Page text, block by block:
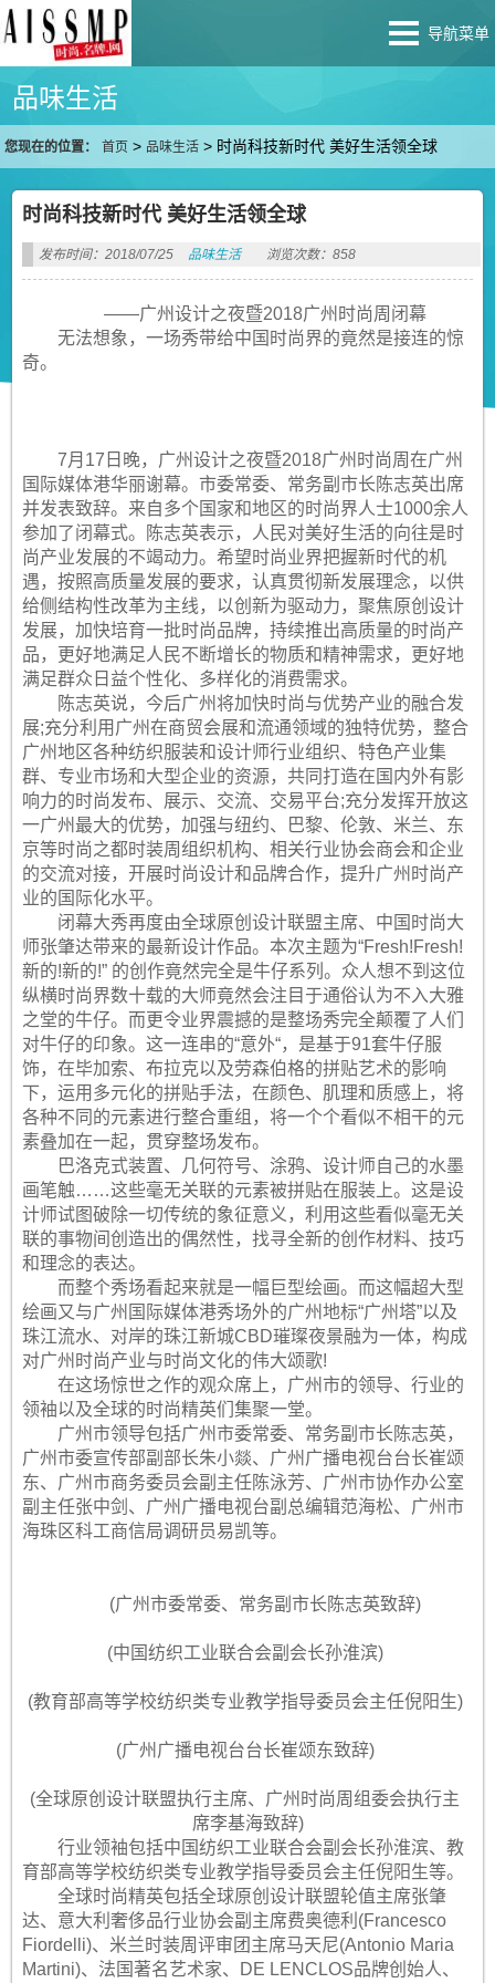
导航菜单
品味生活
您现在的位置： 首页 > 品味生活 > 时尚科技新时代 美好生活领全球
时尚科技新时代 美好生活领全球
发布时间：2018/07/25 品味生活 浏览次数：858
——广州设计之夜暨2018广州时尚周闭幕
无法想象，一场秀带给中国时尚界的竟然是接连的惊
奇。
7月17日晚，广州设计之夜暨2018广州时尚周在广州
国际媒体港华丽谢幕。市委常委、常务副市长陈志英出席
并发表致辞。来自多个国家和地区的时尚界人士1000余人
参加了闭幕式。陈志英表示，人民对美好生活的向往是时
尚产业发展的不竭动力。希望时尚业界把握新时代的机
遇，按照高质量发展的要求，认真贯彻新发展理念，以供
给侧结构性改革为主线，以创新为驱动力，聚焦原创设计
发展，加快培育一批时尚品牌，持续推出高质量的时尚产
品，更好地满足人民不断增长的物质和精神需求，更好地
满足群众日益个性化、多样化的消费需求。
陈志英说，今后广州将加快时尚与优势产业的融合发
展;充分利用广州在商贸会展和流通领域的独特优势，整合
广州地区各种纺织服装和设计师行业组织、特色产业集
群、专业市场和大型企业的资源，共同打造在国内外有影
响力的时尚发布、展示、交流、交易平台;充分发挥开放这
一广州最大的优势，加强与纽约、巴黎、伦敦、米兰、东
京等时尚之都时装周组织机构、相关行业协会商会和企业
的交流对接，开展时尚设计和品牌合作，提升广州时尚产
业的国际化水平。
闭幕大秀再度由全球原创设计联盟主席、中国时尚大
师张肇达带来的最新设计作品。本次主题为“Fresh!Fresh!
新的!新的!” 的创作竟然完全是牛仔系列。众人想不到这位
纵横时尚界数十载的大师竟然会注目于通俗认为不入大雅
之堂的牛仔。而更令业界震撼的是整场秀完全颠覆了人们
对牛仔的印象。这一连串的“意外“，是基于91套牛仔服
饰，在毕加索、布拉克以及劳森伯格的拼贴艺术的影响
下，运用多元化的拼贴手法，在颜色、肌理和质感上，将
各种不同的元素进行整合重组，将一个个看似不相干的元
素叠加在一起，贯穿整场发布。
巴洛克式装置、几何符号、涂鸦、设计师自己的水墨
画笔触……这些毫无关联的元素被拼贴在服装上。这是设
计师试图破除一切传统的象征意义，利用这些看似毫无关
联的事物间创造出的偶然性，找寻全新的创作材料、技巧
和理念的表达。
而整个秀场看起来就是一幅巨型绘画。而这幅超大型
绘画又与广州国际媒体港秀场外的广州地标“广州塔”以及
珠江流水、对岸的珠江新城CBD璀璨夜景融为一体，构成
对广州时尚产业与时尚文化的伟大颂歌!
在这场惊世之作的观众席上，广州市的领导、行业的
领袖以及全球的时尚精英们集聚一堂。
广州市领导包括广州市委常委、常务副市长陈志英，
广州市委宣传部副部长朱小燚、广州广播电视台台长崔颂
东、广州市商务委员会副主任陈泳芳、广州市协作办公室
副主任张中剑、广州广播电视台副总编辑范海松、广州市
海珠区科工商信局调研员易凯等。
(广州市委常委、常务副市长陈志英致辞)
(中国纺织工业联合会副会长孙淮滨)
(教育部高等学校纺织类专业教学指导委员会主任倪阳生)
(广州广播电视台台长崔颂东致辞)
(全球原创设计联盟执行主席、广州时尚周组委会执行主
席李基海致辞)
行业领袖包括中国纺织工业联合会副会长孙淮滨、教
育部高等学校纺织类专业教学指导委员会主任倪阳生等。
全球时尚精英包括全球原创设计联盟轮值主席张肇
达、意大利奢侈品行业协会副主席费奥德利(Francesco
Fiordelli)、米兰时装周评审团主席马天尼(Antonio Maria
Martini)、法国著名艺术家、DE LENCLOS品牌创始人、